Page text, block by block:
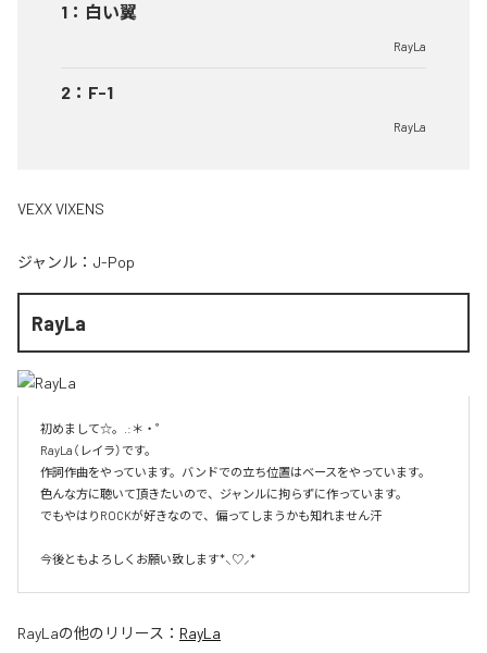
1 ： 白い翼
RayLa
2 ： F-1
RayLa
VEXX VIXENS
ジャンル： J-Pop
RayLa
初めまして☆。.:＊・゜
RayLa（レイラ）です。
作詞作曲をやっています。バンドでの立ち位置はベースをやっています。
色んな方に聴いて頂きたいので、ジャンルに拘らずに作っています。
でもやはりROCKが好きなので、偏ってしまうかも知れません汗
今後ともよろしくお願い致します*⸜♡⸝*
RayLaの他のリリース： RayLa